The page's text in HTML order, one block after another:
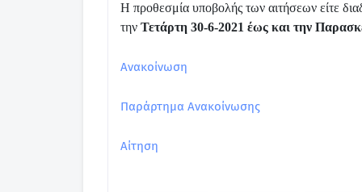
Η προθεσμία υποβολής των αιτήσεων είτε
την Τετάρτη 30-6-2021 έως και την
Ανακοίνωση
Παράρτημα Ανακοίνωσης
Αίτηση